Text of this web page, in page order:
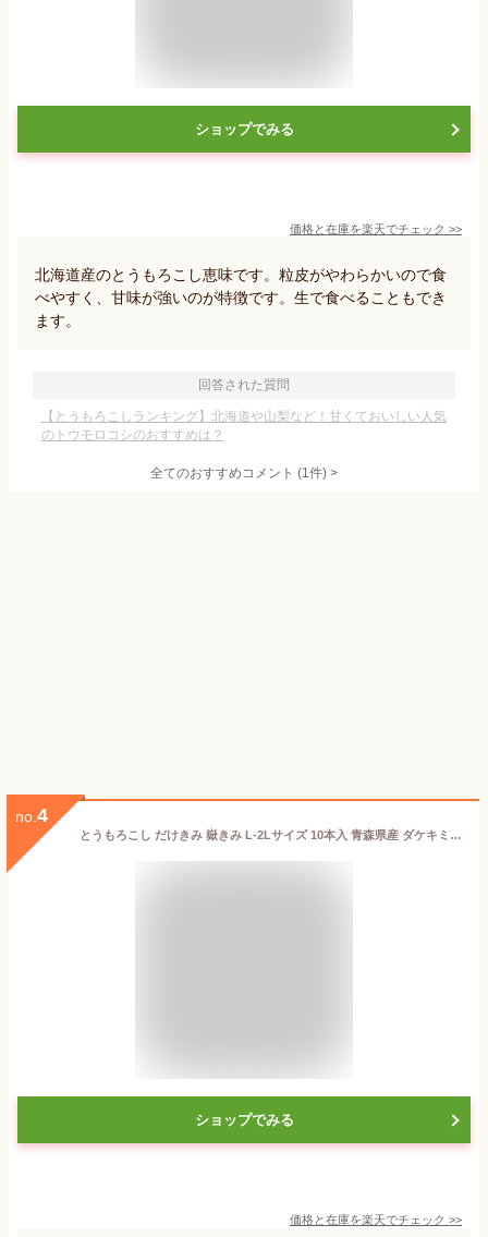
ショップでみる
価格と在庫を楽天でチェック >>
北海道産のとうもろこし恵味です。粒皮がやわらかいので食
べやすく、甘味が強いのが特徴です。生で食べることもでき
ます。
回答された質問
【とうもろこしランキング】北海道や山梨など！甘くておいしい人気
のトウモロコシのおすすめは？
全てのおすすめコメント (1件) >
no. 4
とうもろこし だけきみ 嶽きみ L-2Lサイズ 10本入 青森県産 ダケキミ トウモロコシ とうきび もろこし 産地直送 送料無料 お中元 ギフト
ショップでみる
価格と在庫を楽天でチェック >>